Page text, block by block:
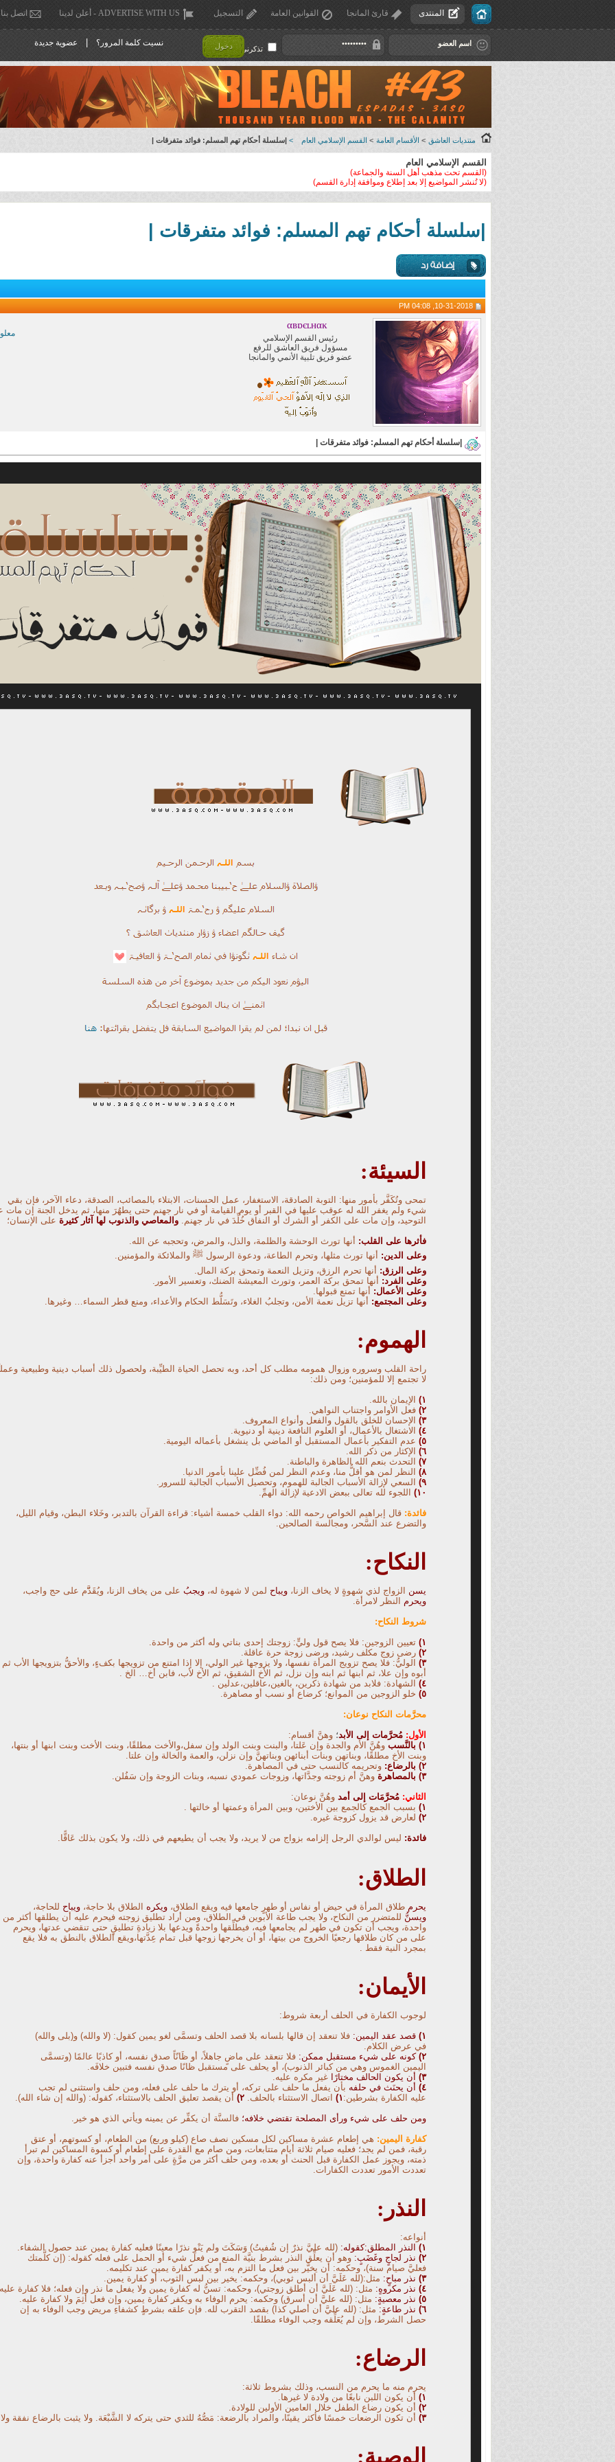
المنتدى قارئ المانجا القوانين العامة التسجيل ADVERTISE WITH US - أعلن لدينا اتصل بنا
تذكرني ! دخول نسيت كلمة المرور؟ عضوية جديدة
منتديات العاشق > الأقسام العامة > القسم الإسلامي العام > |سلسلة أحكام تهم المسلم: فوائد متفرقات |
القسم الإسلامي العام
(القسم تحت مذهب أهل السنة والجماعة)
(لا تُنشر المواضيع إلا بعد إطلاع وموافقة إدارة القسم)
|سلسلة أحكام تهم المسلم: فوائد متفرقات |
αвɒєʟнαĸ
رئيس القسم الإسلامي
مسؤول فريق العاشق للرفع
عضو فريق تلبية الأنمي والمانجا
|سلسلة أحكام تهم المسلم: فوائد متفرقات |
السيئة:
تمحى وتُكَفَّر بأمور منها: التوبة الصادقة، الاستغفار، عمل الحسنات، الابتلاء بالمصائب، الصدقة، دعاء الآخر، فإن بقي
شيء ولم يغفر الله له عوقب عليها في القبر أو يوم القيامة أو في نار جهنم حتى يطهُرَ منها، ثم يدخل الجنة إن مات
التوحيد، وإن مات على الكفر أو الشرك أو النفاق خُلِّدَ في نار جهنم. والمعاصي والذنوب لها آثار كثيرة على
الإنسان؛
فأثرها على القلب: أنها تورث الوحشة والظلمة، والذل، والمرض، وتحجبه عن الله.
وعلى الدين: أنها تورث مثلها، وتحرم الطاعة، ودعوة الرسول ﷺ والملائكة والمؤمنين.
وعلى الرزق: أنها تحرم الرزق، وتزيل النعمة وتمحق بركة المال.
وعلى الفرد: أنها تمحق بركة العمر، وتورث المعيشة الضنك، وتعسير الأمور.
وعلى الأعمال: أنها تمنع قبولها.
وعلى المجتمع: أنها تزيل نعمة الأمن، وتجلبُ الغلاء، وتَسَلُّط الحكام والأعداء، ومنع قطر السماء… وغيرها.
الهموم:
راحة القلب وسروره وزوال همومه مطلب كل أحد، وبه تحصل الحياة الطيِّبة، ولحصول ذلك أسباب دينية وطبيعية
لا تجتمع إلا للمؤمنين؛ ومن ذلك:
١)
الإيمان بالله.
٢) فعل الأوامر واجتناب النواهي.
٣)
الإحسان للخلق بالقول والفعل وأنواع المعروف.
٤)
الاشتغال بالأعمال، أو العلوم النافعة دينية أو دنيوية.
٥) عدم التفكير بأعمال المستقبل أو الماضي بل ينشغل بأعماله اليومية.
٦)
الإكثار من ذكر الله.
٧)
التحدث بنعم الله الظاهرة والباطنة.
٨)
النظر لمن هو أقلُّ منا، وعدم النظر لمن فُضِّل علينا بأمور الدنيا.
٩)
السعي لإزالة الأسباب الجالبة للهموم، وتحصيل الأسباب الجالبة للسرور.
١٠)
اللجوء لله تعالى ببعض الادعية لإزالة الهمِّ.
فائدة: قال إبراهيم الخواص رحمه الله: دواء القلب خمسة أشياء: قراءة القرآن بالتدبر، وخَلاء البطن، وقيام الليل،
والتضرع عند السَّحر، ومجالسة الصالحين.
النكاح:
يسن الزواج لذي شهوةٍ لا يخاف الزنا، ويباح لمن لا شهوة له، ويجبُ على من يخاف الزنا، ويُقَدَّّم على حج واجب،
ويحرم النظر لامرأة.
شروط النكاح:
١) تعيين الزوجين: فلا يصح قول وليٍّ: زوجتك إحدى بناتي وله أكثر من واحدة.
٢) رضى زوج مكلف رشيد، ورضى زوجة حرة عاقلة.
٣)
الوليُّ: فلا يصح تزويج المرأة نفسها، ولا يزوجها غير الولي، إلا إذا امتنع من تزويجها بكفءٍ، والأحقُّ بتزويجها الأب ثم
أبوه وإن علا، ثم ابنها ثم ابنه وإن نزل، ثم الأخ الشقيق، ثم الأخ لأب، فابن أخ… الخ .
٤)
الشهادة: فلابد من شهادة ذكرين، بالغين،عاقلين،عدلين .
٥) خلو الزوجين من الموانع؛ كرضاع أو نسب أو مصاهرة.
محرَّمات النكاح نوعان:
الأول: مُحرَّمات إلى الأبد؛ وهنَّ أقسام:
١) بالنَّسب
وهُنَّ الأم والجدة وإن عَلتا، والبنت وبنت الولد وإن سفل،والأخت مطلقًا، وبنت الأخت وبنت ابنها أو بنتها،
وبنت الأخ مطلقًا، وبناتهن وبنات أبنائهن وبناتهنَّ وإن نزلن، والعمة والخالة وإن علتا.
٢) بالرضاع: وتحريمه كالنسب حتى في المصاهرة.
٣) بالمصاهرة وهنَّ أم زوجته وجدَّاتها، وزوجات عمودي نسبه، وبنات الزوجة وإن سَفُلن.
الثاني: مُحرَّمَات إلى أمد وهُنَّ نوعان:
١)
بسبب الجمع كالجمع بين الأختين، وبين المرأة وعمتها أو خالتها .
٢) لعارض قد يزول كزوجة غيره.
فائدة: ليس لوالدي الرجل إلزامه بزواج من لا يريد، ولا يجب أن يطيعهم في ذلك، ولا يكون بذلك عَاقًّا.
الطلاق:
يحرم طلاق المرأة في حيض أو نفاس أو طهرٍ جامعها فيه ويقع الطلاق، ويكره الطلاق بلا حاجة، ويباح للحاجة،
ويسنُّ للمتضرر من النكاح، ولا يجب طاعة الأبوين في الطلاق، ومن أراد تطليق زوجته فيحرم عليه أن يطلقها أكثر من
واحدة، ويجب أن تكون في طهر لم يجامعها فيه، فيطلِّقها واحدةً ويدعها بلا زيادةِ تطليقٍ حتى تنقضي عدتها، ويحرم
على من كان طلاقها رجعيًا الخروج من بيتها، أو أن يخرجها زوجها قبل تمام عِدَّتها،ويقع الطلاق بالنطق به فلا يقع
بمجرد النية فقط .
الأيمان:
لوجوب الكفارة في الحلف أربعة شروط:
١) قصد عقد اليمين: فلا تنعقد إن قالها بلسانه بلا قصد الحلف وتسمَّى لغو يمين كقول: (لا والله) و(بلى والله)
في عرض الكلام.
٢) كونه على شيء مستقبل ممكن: فلا تنعقد على ماضٍ جاهلاً، أو ظَانّاً صدق نفسه، أو كاذبًا عالمًا (وتسمَّى
اليمين الغموس وهي من كبائر الذنوب)، أو يحلف على مستقبل ظانًا صدق نفسه فتبين خلافَه.
٣)
أن يكون الحالف مختارًا
غير مكره عليه.
٤) أن يحنَث في حلفه بأن يفعل ما حلف على تركه، أو يترك ما حلف على فعله، ومن حلف واستثنى لم تجب
عليه الكفارة بشرطين: ١) اتصال الاستثناء بالحلف. ٢)
أن يقصد تعليق الحلف بالاستثناء، كقوله: (والله إن شاء الله).
ومن حلف على شيء ورأى المصلحة تقتضي خلافه؛ فالسنَّة أن يكفِّر عن يمينه ويأتي الذي هو خير.
كفارة اليمين: هي إطعام عشرة مساكين لكل مسكين نصف صاع (كيلو وربع) من الطعام، أو كسوتهم، أو عتق
رقبة، فمن لم يجد؛ فعليه صيام ثلاثة أيام متتابعات، ومن صام مع القدرة على إطعام أو كسوة المساكين لم تبرأ
ذمته، ويجوز عمل الكفارة قبل الحنث أو بعده، ومن حلف أكثر من مرَّةٍ على أمر واحد أجزأ عنه كفارة واحدة، وإن
تعددت الأمور تعددت الكفارات.
النذر:
أنواعه:
١) النذر المطلق:كقوله: (لله عليَّ نذرٌ إن شُفيتُ) وَسَكَتَ ولم يَنْوِ نذرًا معينًا فعليه كفارة يمين عند حصول الشفاء.
٢) نذر لجاجٍ وغَضَبٍ: وهو أن يعلِّق النذر بشرط بنيَّة المنع من فعل شيء أو الحمل على فعله كقوله: (إن كلَّمتك
فعليَّ صيام سنة)، وحكمه: أن يخيَّر بين فعل ما التزم به، أو يكفر كفارة يمين عند تكليمه.
٣) نذر مباحٍ: مثل:(لله عَلَيَّ أن ألبس ثوبي)، وحكمه: يخير بين لبس الثوب، أو كفارة يمين.
٤)
نذر مكروهٍ: مثل: (لله عَلَيَّ أن أطلق زوجتي)، وحكمه: تسنُّ له كفارة يمين ولا يفعل ما نذر وإن فعله؛ فلا كفارة
٥) نذر معصيةٍ: مثل: (لله عليَّ أن أسرق) وحكمه: يحرم الوفاء به ويكفر كفارة يمين، وإن فعل أثِمَ ولا كفارة عليه.
٦) نذر طاعةٍ: مثل: (لله عليَّ أن أصلي كذا) بقصد التقرب لله. فإن علقه بشرطٍ كشفاءِ مريض وجب الوفاء به إن
حصل الشرط، وإن لم يُعَلِّقه وجب الوفاء مطلقًا.
الرضاع:
يحرم منه ما يحرم من النسب، وذلك بشروط ثلاثة:
١)
أن يكون اللبن نابعًا من ولادة لا غيرها.
٢)
أن يكون رضاع الطفل خلال العامين الأولين للولادة.
٣)
أن تكون الرضعات خمسًا فأكثر يقينًا، والمراد بالرضعة: مَصُّهُ للثدي حتى يتركه لا الشَّبْعَة. ولا يثبت بالرضاع نفقة
الوصية: